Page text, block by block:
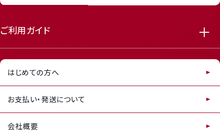
ご利用ガイド
はじめての方へ
お支払い・発送について
会社概要